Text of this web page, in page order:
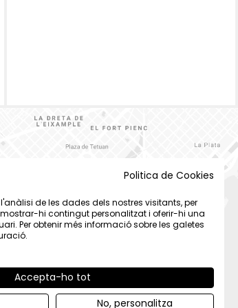
Politica de Cookies
de les dades dels nostres visitants, per
hi contingut personalitzat i oferir-hi una
Per obtenir més informació sobre les galetes
Accepta-ho tot
No, personalitza